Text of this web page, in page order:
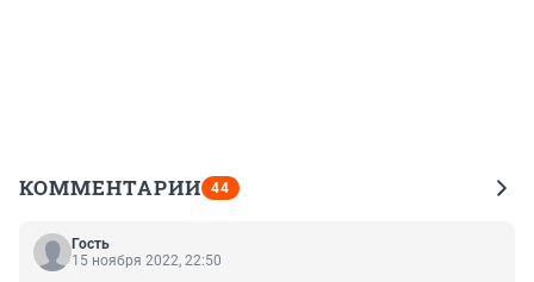
КОММЕНТАРИИ 44
Гость
15 ноября 2022, 22:50